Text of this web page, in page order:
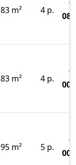
83 m² 4 p.
83 m² 4 p.
95 m² 5 p.